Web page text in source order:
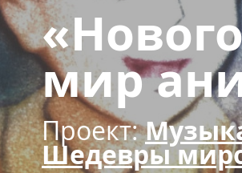
мир
Проект:
Шедевры